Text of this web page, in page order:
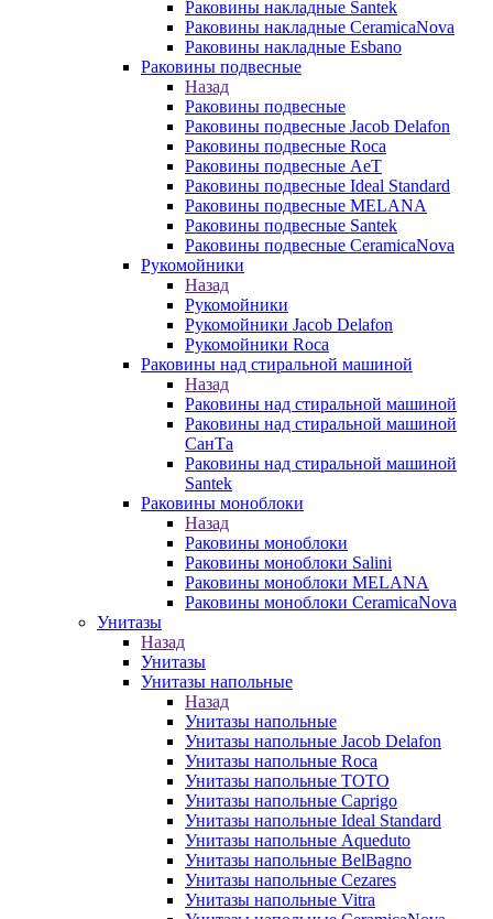
Раковины накладные Santek
Раковины накладные CeramicaNova
Раковины накладные Esbano
Раковины подвесные
Назад
Раковины подвесные
Раковины подвесные Jacob Delafon
Раковины подвесные Roca
Раковины подвесные AeT
Раковины подвесные Ideal Standard
Раковины подвесные MELANA
Раковины подвесные Santek
Раковины подвесные CeramicaNova
Рукомойники
Назад
Рукомойники
Рукомойники Jacob Delafon
Рукомойники Roca
Раковины над стиральной машиной
Назад
Раковины над стиральной машиной
Раковины над стиральной машиной
СанТа
Раковины над стиральной машиной
Santek
Раковины моноблоки
Назад
Раковины моноблоки
Раковины моноблоки Salini
Раковины моноблоки MELANA
Раковины моноблоки CeramicaNova
Унитазы
Назад
Унитазы
Унитазы напольные
Назад
Унитазы напольные
Унитазы напольные Jacob Delafon
Унитазы напольные Roca
Унитазы напольные TOTO
Унитазы напольные Caprigo
Унитазы напольные Ideal Standard
Унитазы напольные Aqueduto
Унитазы напольные BelBagno
Унитазы напольные Cezares
Унитазы напольные Vitra